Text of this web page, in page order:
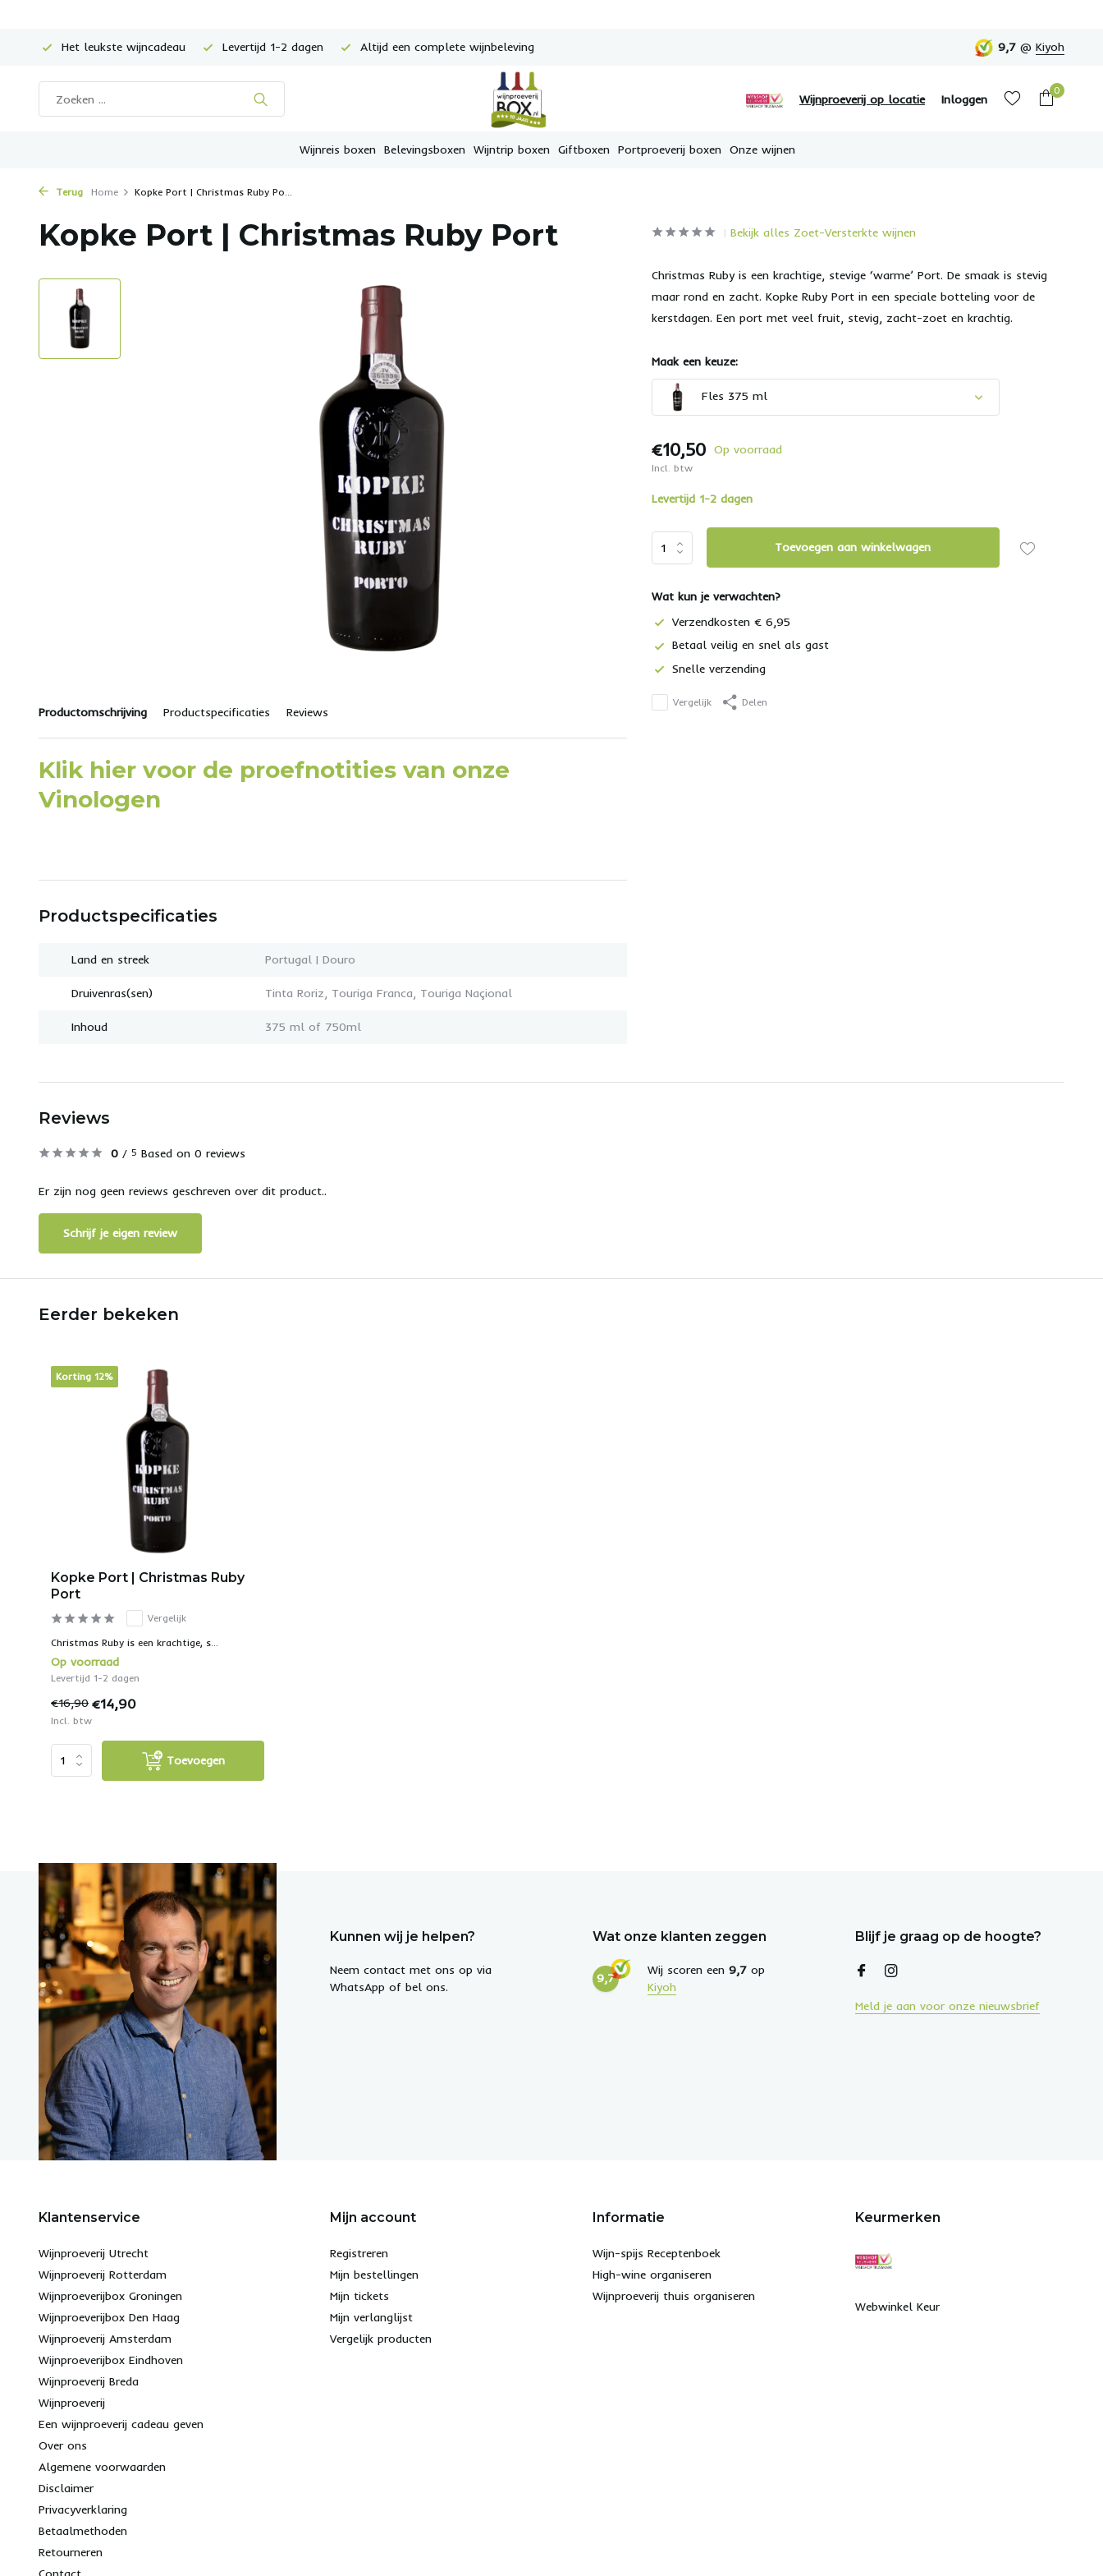
Het leukste wijncadeau Levertijd 1-2 dagen Altijd een complete wijnbeleving 9,7 @ Kiyoh
Wijnproeverij op locatie Inloggen
0
Wijnreis boxen Belevingsboxen Wijntrip boxen Giftboxen Portproeverij boxen Onze wijnen
Terug Home Kopke Port | Christmas Ruby Po...
Kopke Port | Christmas Ruby Port
Productomschrijving Productspecificaties Reviews
Klik hier voor de proefnotities van onze
Vinologen
Productspecificaties
Land en streek Portugal | Douro
Druivenras(sen) Tinta Roriz, Touriga Franca, Touriga Naçional
Inhoud 375 ml of 750ml
Bekijk alles Zoet-Versterkte wijnen
Christmas Ruby is een krachtige, stevige ‘warme’ Port. De smaak is stevig
maar rond en zacht. Kopke Ruby Port in een speciale botteling voor de
kerstdagen. Een port met veel fruit, stevig, zacht-zoet en krachtig.
Maak een keuze:
Fles 375 ml
€10,50 Op voorraad
Incl. btw
Levertijd 1-2 dagen
Toevoegen aan winkelwagen
Wat kun je verwachten?
Verzendkosten € 6,95
Betaal veilig en snel als gast
Snelle verzending
Vergelijk Delen
Reviews
0 / 5 Based on 0 reviews
Er zijn nog geen reviews geschreven over dit product..
Schrijf je eigen review
Eerder bekeken
Korting 12%
Kopke Port | Christmas Ruby
Port
Vergelijk
Christmas Ruby is een krachtige, s...
Op voorraad
Levertijd 1-2 dagen
€16,90 €14,90
Incl. btw
Toevoegen
Kunnen wij je helpen?
Neem contact met ons op via
WhatsApp of bel ons.
Wat onze klanten zeggen
9,7
Wij scoren een 9,7 op
Kiyoh
Blijf je graag op de hoogte?
Meld je aan voor onze nieuwsbrief
Klantenservice
Wijnproeverij Utrecht
Wijnproeverij Rotterdam
Wijnproeverijbox Groningen
Wijnproeverijbox Den Haag
Wijnproeverij Amsterdam
Wijnproeverijbox Eindhoven
Wijnproeverij Breda
Wijnproeverij
Een wijnproeverij cadeau geven
Over ons
Algemene voorwaarden
Disclaimer
Privacyverklaring
Betaalmethoden
Retourneren
Mijn account
Registreren
Mijn bestellingen
Mijn tickets
Mijn verlanglijst
Vergelijk producten
Informatie
Wijn-spijs Receptenboek
High-wine organiseren
Wijnproeverij thuis organiseren
Keurmerken
Webwinkel Keur